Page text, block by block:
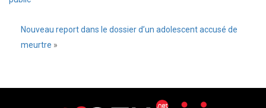
Nouveau report dans le dossier d’un adolescent accusé de
meurtre »